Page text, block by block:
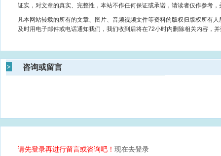
证实，对文章的真实、完整性，本站不作任何保证或承诺，请读者仅作参考
凡本网站转载的所有的文章、图片、音频视频文件等资料的版权归版权所有
及时用电子邮件或电话通知我们，我们收到后将在72小时内删除相关内容，